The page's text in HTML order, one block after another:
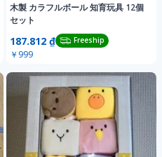
木製 カラフルボール 知育玩具 12個
セット
187.812 ₫ Freeship
￥999